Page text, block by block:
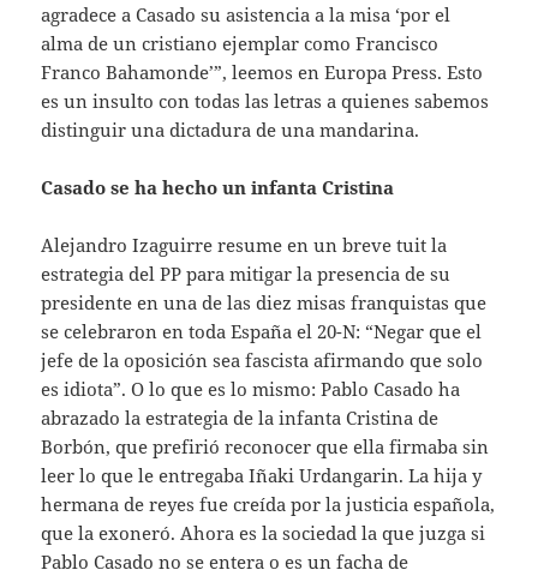
agradece a Casado su asistencia a la misa ‘por el
alma de un cristiano ejemplar como Francisco
Franco Bahamonde’”, leemos en Europa Press. Esto
es un insulto con todas las letras a quienes sabemos
distinguir una dictadura de una mandarina.
Casado se ha hecho un infanta Cristina
Alejandro Izaguirre resume en un breve tuit la
estrategia del PP para mitigar la presencia de su
presidente en una de las diez misas franquistas que
se celebraron en toda España el 20-N: “Negar que el
jefe de la oposición sea fascista afirmando que solo
es idiota”. O lo que es lo mismo: Pablo Casado ha
abrazado la estrategia de la infanta Cristina de
Borbón, que prefirió reconocer que ella firmaba sin
leer lo que le entregaba Iñaki Urdangarin. La hija y
hermana de reyes fue creída por la justicia española,
que la exoneró. Ahora es la sociedad la que juzga si
Pablo Casado no se entera o es un facha de